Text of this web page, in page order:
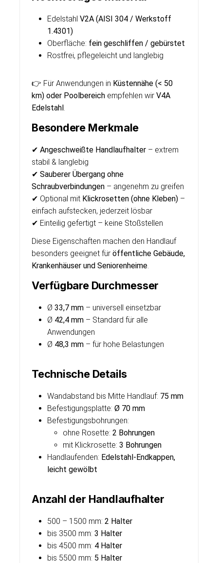
Edelstahl V2A (AISI 304 / Werkstoff
1.4301)
Oberfläche: fein geschliffen / gebürstet
Rostfrei, pflegeleicht und langlebig
👉 Für Anwendungen in Küstennähe (< 50
km) oder Poolbereich empfehlen wir V4A
Edelstahl.
Besondere Merkmale
✔ Angeschweißte Handlaufhalter – extrem
stabil & langlebig
✔ Sauberer Übergang ohne
Schraubverbindungen – angenehm zu greifen
✔ Optional mit Klickrosetten (ohne Kleben) –
einfach aufstecken, jederzeit lösbar
✔ Einteilig gefertigt – keine Stoßstellen
Diese Eigenschaften machen den Handlauf
besonders geeignet für öffentliche Gebäude,
Krankenhäuser und Seniorenheime.
Verfügbare Durchmesser
Ø 33,7 mm – universell einsetzbar
Ø 42,4 mm – Standard für alle
Anwendungen
Ø 48,3 mm – für hohe Belastungen
Technische Details
Wandabstand bis Mitte Handlauf: 75 mm
Befestigungsplatte: Ø 70 mm
Befestigungsbohrungen:
ohne Rosette: 2 Bohrungen
mit Klickrosette: 3 Bohrungen
Handlaufenden: Edelstahl-Endkappen,
leicht gewölbt
Anzahl der Handlaufhalter
500 – 1500 mm: 2 Halter
bis 3500 mm: 3 Halter
bis 4500 mm: 4 Halter
bis 5500 mm: 5 Halter